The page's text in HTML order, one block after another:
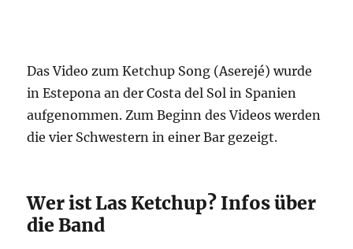
Das Video zum Ketchup Song (Aserejé) wurde
in Estepona an der Costa del Sol in Spanien
aufgenommen. Zum Beginn des Videos werden
die vier Schwestern in einer Bar gezeigt.
Wer ist Las Ketchup? Infos über
die Band